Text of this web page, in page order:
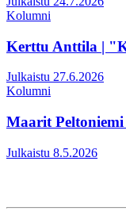
Kolumni
Kerttu Anttila |
Julkaistu 27.6.2026
Kolumni
Maarit
Julkaistu 8.5.2026